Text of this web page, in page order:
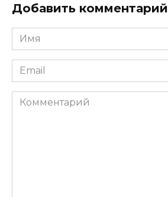
Добавить комментарий
Имя
*
Email
*
Комментарий